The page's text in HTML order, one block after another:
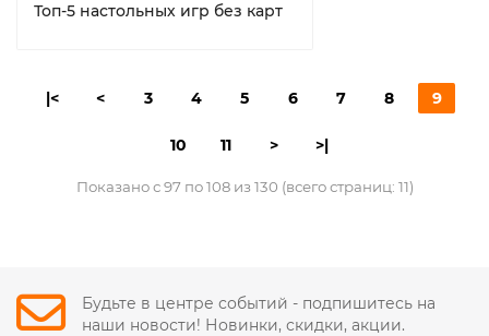
Топ-5 настольных игр без карт
|< < 3 4 5 6 7 8 9
10 11 > >|
Показано с 97 по 108 из 130 (всего страниц: 11)
Будьте в центре событий - подпишитесь на
наши новости! Новинки, скидки, акции.